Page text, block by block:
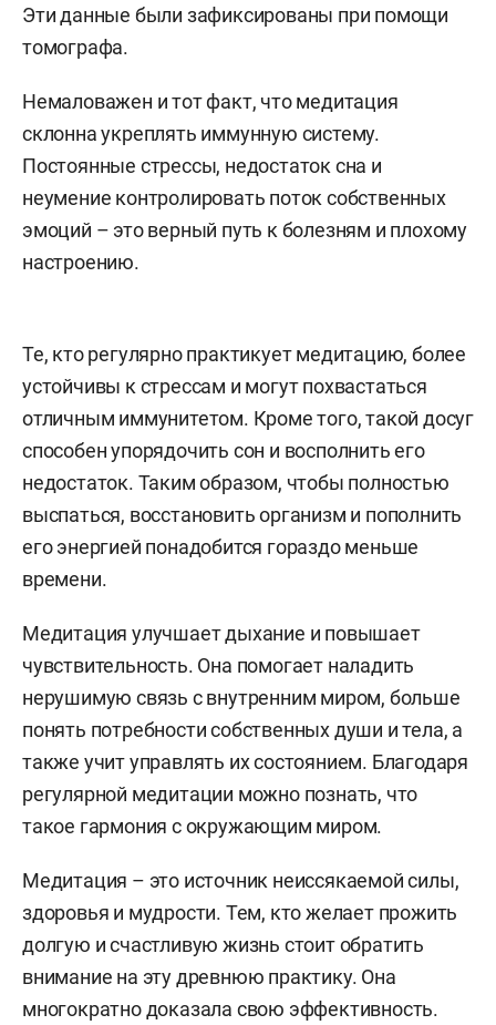
Эти данные были зафиксированы при помощи
томографа.
Немаловажен и тот факт, что медитация
склонна укреплять иммунную систему.
Постоянные стрессы, недостаток сна и
неумение контролировать поток собственных
эмоций – это верный путь к болезням и плохому
настроению.
Те, кто регулярно практикует медитацию, более
устойчивы к стрессам и могут похвастаться
отличным иммунитетом. Кроме того, такой досуг
способен упорядочить сон и восполнить его
недостаток. Таким образом, чтобы полностью
выспаться, восстановить организм и пополнить
его энергией понадобится гораздо меньше
времени.
Медитация улучшает дыхание и повышает
чувствительность. Она помогает наладить
нерушимую связь с внутренним миром, больше
понять потребности собственных души и тела, а
также учит управлять их состоянием. Благодаря
регулярной медитации можно познать, что
такое гармония с окружающим миром.
Медитация – это источник неиссякаемой силы,
здоровья и мудрости. Тем, кто желает прожить
долгую и счастливую жизнь стоит обратить
внимание на эту древнюю практику. Она
многократно доказала свою эффективность.